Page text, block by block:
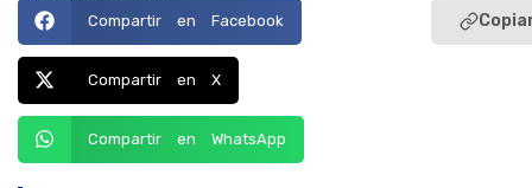
Compartir en Facebook
Compartir en X
Compartir en WhatsApp